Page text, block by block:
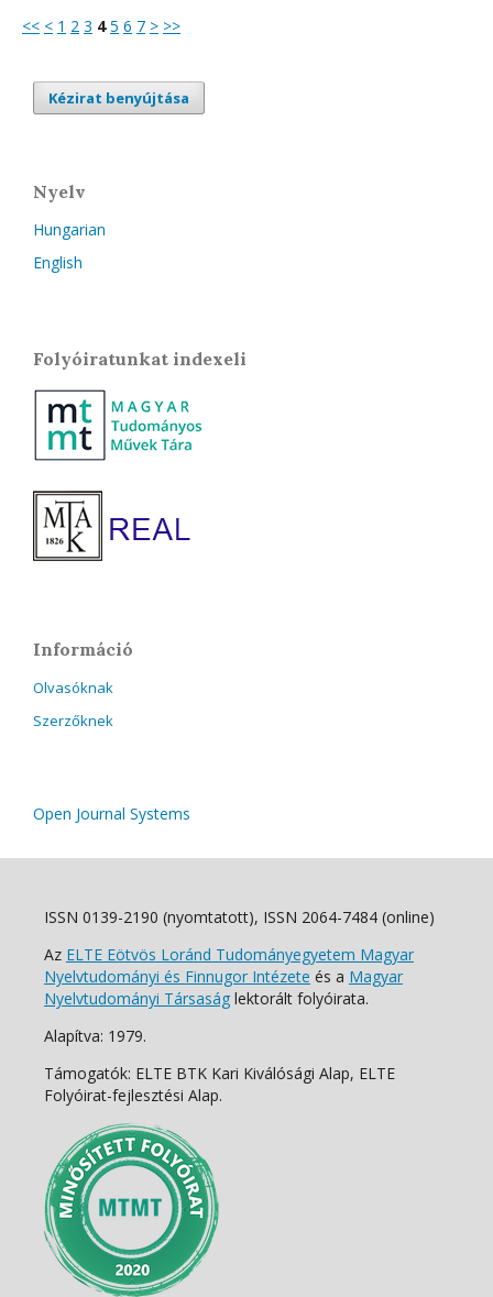
<< < 1 2 3 4 5 6 7 > >>
Kézirat benyújtása
Nyelv
Hungarian
English
Folyóiratunkat indexeli
Információ
Olvasóknak
Szerzőknek
Open Journal Systems
ISSN 0139-2190 (nyomtatott), ISSN 2064-7484 (online)
Az ELTE Eötvös Loránd Tudományegyetem Magyar
Nyelvtudományi és Finnugor Intézete és a Magyar
Nyelvtudományi Társaság lektorált folyóirata.
Alapítva: 1979.
Támogatók: ELTE BTK Kari Kiválósági Alap, ELTE
Folyóirat-fejlesztési Alap.